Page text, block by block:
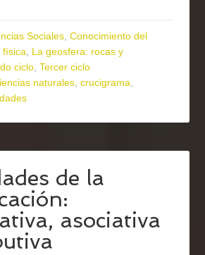
Sociales,Conocimiento del
física, La geosfera: rocas y
ciclo,Tercer ciclo
naturales,crucigrama,
de la
asociativa